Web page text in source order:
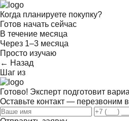
Когда планируете покупку?
Готов начать сейчас
В течение месяца
Через 1–3 месяца
Просто изучаю
← Назад
Шаг из
Готово! Эксперт подготовит
Оставьте контакт — перезвоним